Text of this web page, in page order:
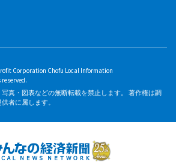
Corporation Chofu Local Information
真・図表などの無断転載を禁止します。 著作権は調
者に属します。